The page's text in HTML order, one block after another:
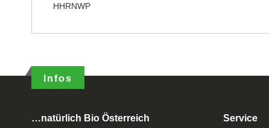
HHRNWP
Infos
…natürlich Bio Österreich Service